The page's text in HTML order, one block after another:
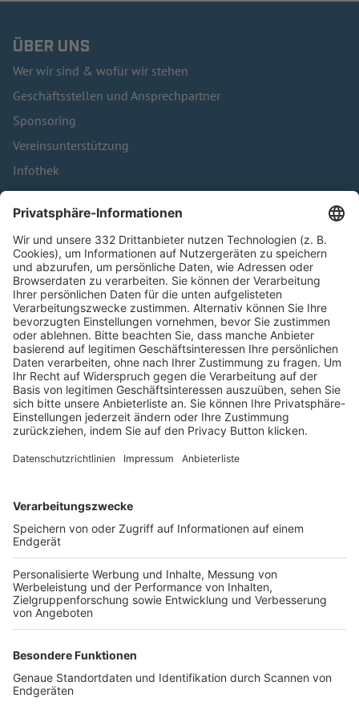
ÜBER UNS
Wer wir sind & wofür wir stehen
Geschäftsstellen und Ansprechpartner
Sponsoring
Vereinsunterstützung
Infothek
Kontakt
HÄUFIG BESUCHTE SEITEN
Pässe und Vereinswechsel
Trainerausbildung
Schulungsangebot Vereinsmitarbeiter
BFV-Geschäftsstellen
Trainerbörse
Login SpielPlus
FOLGE DEM BFV
TOP-VEREINE
TOP-PARTNER